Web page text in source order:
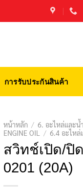
การรับประกันสินค้า
หน้าหลัก / 6. อะไหล่และน้
ENGINE OIL
/ 6.4 อะไหล่
สวิทช์เปิด/ปิ
0201 (20A)